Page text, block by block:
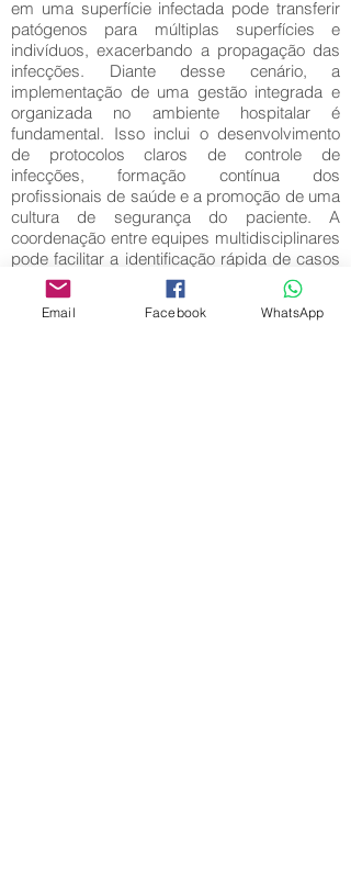
em uma superfície infectada pode transferir
patógenos para múltiplas superfícies e
indivíduos, exacerbando a propagação das
infecções. Diante desse cenário, a
implementação de uma gestão integrada e
organizada no ambiente hospitalar é
fundamental. Isso inclui o desenvolvimento
de protocolos claros de controle de
infecções, formação contínua dos
profissionais de saúde e a promoção de uma
cultura de segurança do paciente. A
coordenação entre equipes multidisciplinares
pode facilitar a identificação rápida de casos
de IH e a adoção de medidas corretivas
eficazes. Além disso, a coleta e análise
sistemática de dados sobre infecções
Email Facebook WhatsApp